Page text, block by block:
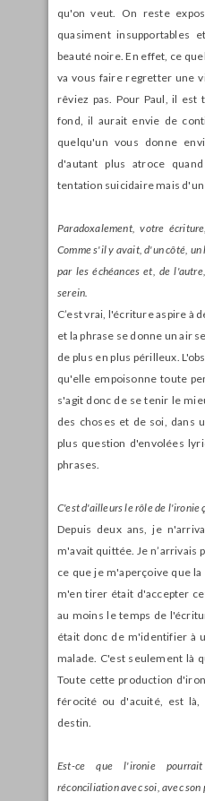
qu'on veut. On reste
quasiment insupportables
beauté noire. En effet, ce
va vous faire regretter une
rêviez pas. Pour Paul, il est
fond, il aurait envie de
quelqu'un vous donne
d'autant plus atroce
tentation suicidaire mais
Paradoxalement, votre
Comme s'il y avait, d'un côté,
par les échéances et, de
serein.
C’est vrai, l'écriture aspire à
et la phrase se donne un air
de plus en plus périlleux.
qu'elle empoisonne toute
s'agit donc de se tenir le
des choses et de soi, dans
plus question d'envolées
phrases.
C'est d'ailleurs le rôle de l'ironie
Depuis deux ans, je
m'avait quittée. Je n’arrivais
ce que je m'aperçoive que
m'en tirer était d'accepter
au moins le temps de
était donc de m'identifier à
malade. C'est seulement là
Toute cette production
férocité ou d'acuité, est
destin.
Est-ce que l'ironie
réconciliation avec soi, avec son